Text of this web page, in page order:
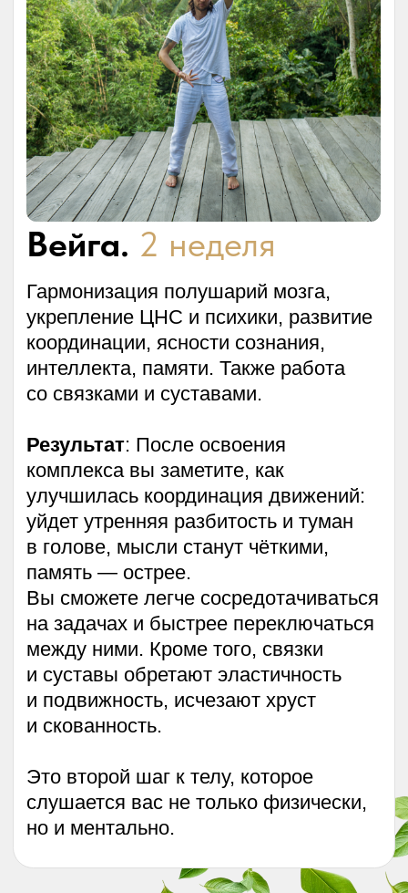
теплом с окружающими. Вы начнете
глубже понимать себя, свои
истинные желания и путь.
Это четвёртый шаг, который
завершает фундамент и открывает
дверь к дальнейшему
самосовершенствованию: духовному,
физическому и энергетическому.
Предобучение
«Дыхание жизни»
в подарок! Старт 4 мая.
Вас ждёт работа с дыханием:
основой жизни и инструментом
саморегуляции. За 5 дней
дыхательных практик и один прямой
эфир с инструктором вы научитесь
снимать стресс, заряжаться
энергией, улучшать сон и иммунитет
5 важных уроков откроются для
1 урок. Дыхание для снятия
стресса + ощелачивающие
задержки
2 урок. Дыхание «Сокол» против
3 урок. Дыхание «Медведь» для